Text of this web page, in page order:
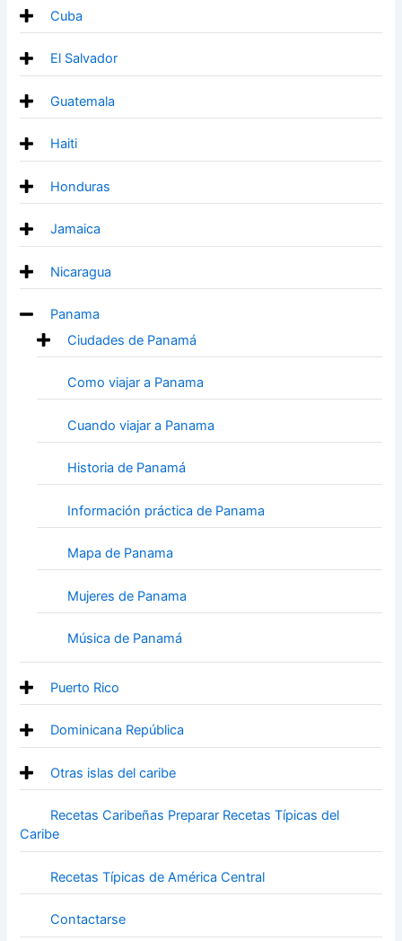
Cuba
El Salvador
Guatemala
Haiti
Honduras
Jamaica
Nicaragua
Panama
Ciudades de Panamá
Como viajar a Panama
Cuando viajar a Panama
Historia de Panamá
Información práctica de Panama
Mapa de Panama
Mujeres de Panama
Música de Panamá
Puerto Rico
Dominicana República
Otras islas del caribe
Recetas Caribeñas Preparar Recetas Típicas del
Caribe
Recetas Típicas de América Central
Contactarse